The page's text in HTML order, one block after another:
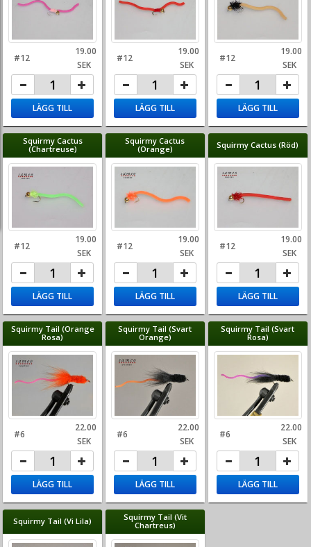
#12
19.00
SEK
LÄGG TILL
#12
19.00
SEK
LÄGG TILL
#12
19.00
SEK
LÄGG TILL
Squirmy Cactus
(Chartreuse)
#12
19.00
SEK
LÄGG TILL
Squirmy Cactus
(Orange)
#12
19.00
SEK
LÄGG TILL
Squirmy Cactus (Röd)
#12
19.00
SEK
LÄGG TILL
Squirmy Tail (Orange
Rosa)
#6
22.00
SEK
LÄGG TILL
Squirmy Tail (Svart
Orange)
#6
22.00
SEK
LÄGG TILL
Squirmy Tail (Svart
Rosa)
#6
22.00
SEK
LÄGG TILL
Squirmy Tail (Vi Lila)
Squirmy Tail (Vit
Chartreus)